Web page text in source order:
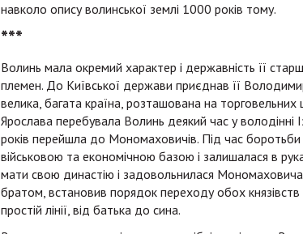
навколо опису волинської землі 1000 років тому.
***
Волинь мала окремий характер і державність її
племен. До Київської держави приєднав її
велика, багата країна, розташована на
Ярослава перебувала Волинь деякий час у володінні
років перейшла до Мономаховичів. Під час
військовою та економічною базою і залишалася в
мати свою династію і задовольнилася
братом, встановив порядок переходу обох
простій лінії, від батька до сина.